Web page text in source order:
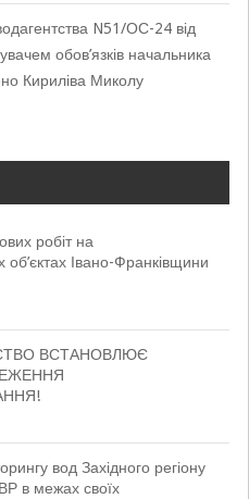
N51/ОС-24 від
обов’язків начальника
Кириліва Миколу
робіт на
об’єктах Івано-Франківщини
ВСТАНОВЛЮЄ
вод Західного регіону
в межах своїх